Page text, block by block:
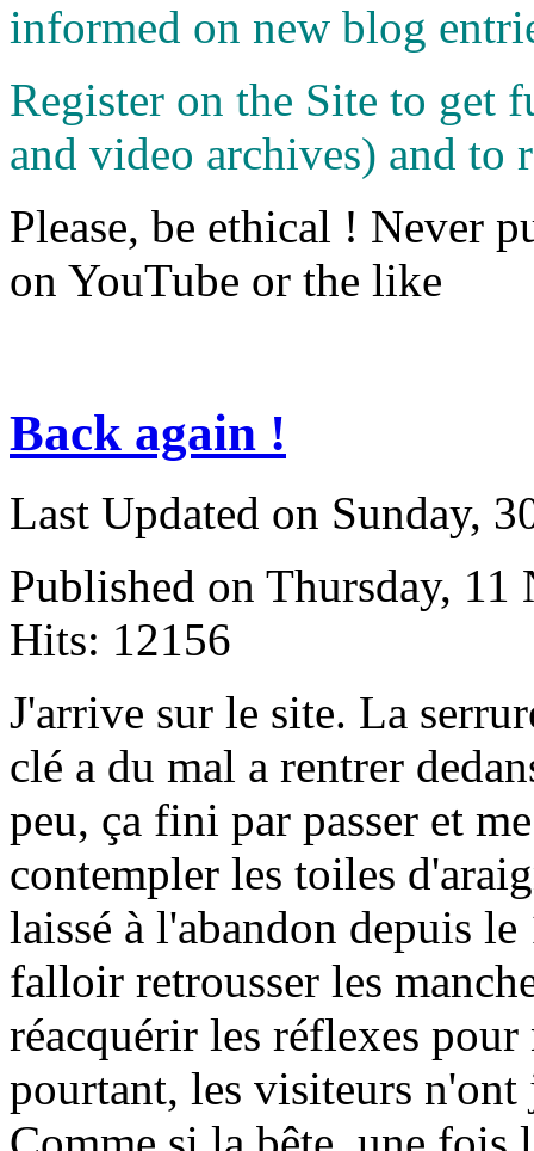
informed on new blog
Register on the Site to get
and video archives) and to
Please, be ethical ! Never
on YouTube or the like
Back again !
Last Updated on Sunday,
Published on Thursday,
Hits: 12156
J'arrive sur le site. La
clé a du mal a rentrer
peu, ça fini par passer et
contempler les toiles
laissé à l'abandon depuis
falloir retrousser les
réacquérir les réflexes
pourtant, les visiteurs n'ont